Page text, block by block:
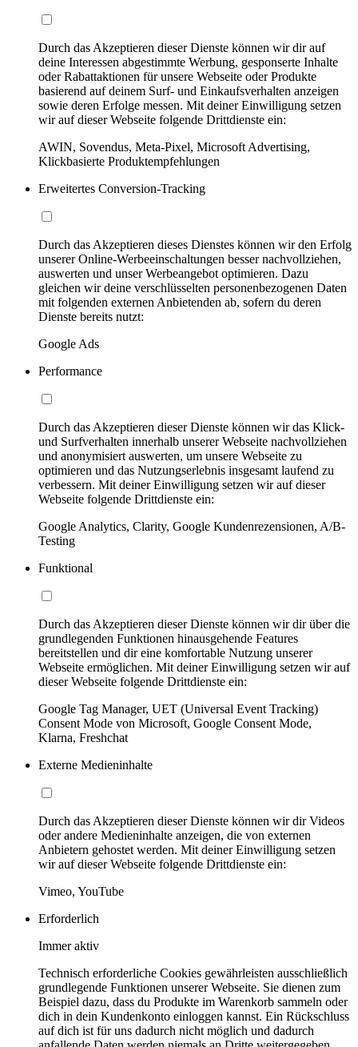
Durch das Akzeptieren dieser Dienste können wir dir auf
deine Interessen abgestimmte Werbung, gesponserte Inhalte
oder Rabattaktionen für unsere Webseite oder Produkte
basierend auf deinem Surf- und Einkaufsverhalten anzeigen
sowie deren Erfolge messen. Mit deiner Einwilligung setzen
wir auf dieser Webseite folgende Drittdienste ein:
AWIN, Sovendus, Meta-Pixel, Microsoft Advertising,
Klickbasierte Produktempfehlungen
Erweitertes Conversion-Tracking
Durch das Akzeptieren dieses Dienstes können wir den Erfolg
unserer Online-Werbeeinschaltungen besser nachvollziehen,
auswerten und unser Werbeangebot optimieren. Dazu
gleichen wir deine verschlüsselten personenbezogenen Daten
mit folgenden externen Anbietenden ab, sofern du deren
Dienste bereits nutzt:
Google Ads
Performance
Durch das Akzeptieren dieser Dienste können wir das Klick-
und Surfverhalten innerhalb unserer Webseite nachvollziehen
und anonymisiert auswerten, um unsere Webseite zu
optimieren und das Nutzungserlebnis insgesamt laufend zu
verbessern. Mit deiner Einwilligung setzen wir auf dieser
Webseite folgende Drittdienste ein:
Google Analytics, Clarity, Google Kundenrezensionen, A/B-
Testing
Funktional
Durch das Akzeptieren dieser Dienste können wir dir über die
grundlegenden Funktionen hinausgehende Features
bereitstellen und dir eine komfortable Nutzung unserer
Webseite ermöglichen. Mit deiner Einwilligung setzen wir auf
dieser Webseite folgende Drittdienste ein:
Google Tag Manager, UET (Universal Event Tracking)
Consent Mode von Microsoft, Google Consent Mode,
Klarna, Freshchat
Externe Medieninhalte
Durch das Akzeptieren dieser Dienste können wir dir Videos
oder andere Medieninhalte anzeigen, die von externen
Anbietern gehostet werden. Mit deiner Einwilligung setzen
wir auf dieser Webseite folgende Drittdienste ein:
Vimeo, YouTube
Erforderlich
Immer aktiv
Technisch erforderliche Cookies gewährleisten ausschließlich
grundlegende Funktionen unserer Webseite. Sie dienen zum
Beispiel dazu, dass du Produkte im Warenkorb sammeln oder
dich in dein Kundenkonto einloggen kannst. Ein Rückschluss
auf dich ist für uns dadurch nicht möglich und dadurch